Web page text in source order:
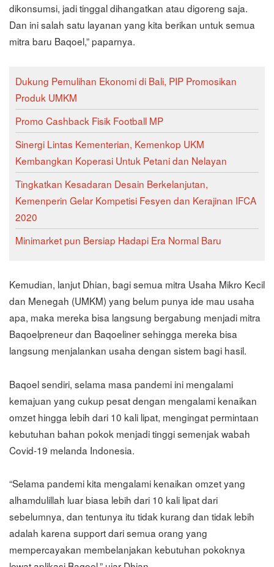
dikonsumsi, jadi tinggal dihangatkan atau digoreng saja.
Dan ini salah satu layanan yang kita berikan untuk semua
mitra baru Baqoel,” paparnya.
Dukung Pemulihan Ekonomi di Bali, PIP Promosikan
Produk UMKM
Promo Cashback Fisik Football MP
Sinergi Lintas Kementerian, Kemenkop UKM
Kembangkan Koperasi Untuk Petani dan Nelayan
Tingkatkan Kesadaran Desain Berkelanjutan,
Kemenperin Gelar Kompetisi Fesyen dan Kerajinan IFCA
2020
Minimarket pun Bersiap Hadapi Era Normal Baru
Kemudian, lanjut Dhian, bagi semua mitra Usaha Mikro Kecil
dan Menegah (UMKM) yang belum punya ide mau usaha
apa, maka mereka bisa langsung bergabung menjadi mitra
Baqoelpreneur dan Baqoeliner sehingga mereka bisa
langsung menjalankan usaha dengan sistem bagi hasil.
Baqoel sendiri, selama masa pandemi ini mengalami
kemajuan yang cukup pesat dengan mengalami kenaikan
omzet hingga lebih dari 10 kali lipat, mengingat permintaan
kebutuhan bahan pokok menjadi tinggi semenjak wabah
Covid-19 melanda Indonesia.
“Selama pandemi kita mengalami kenaikan omzet yang
alhamdulillah luar biasa lebih dari 10 kali lipat dari
sebelumnya, dan tentunya itu tidak kurang dan tidak lebih
adalah karena support dari semua orang yang
mempercayakan membelanjakan kebutuhan pokoknya